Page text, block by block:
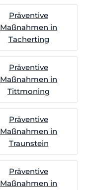
Präventive
Maßnahmen in
Tacherting
Präventive
Maßnahmen in
Tittmoning
Präventive
Maßnahmen in
Traunstein
Präventive
Maßnahmen in